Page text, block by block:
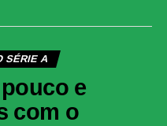
SÉRIE A
e
com o